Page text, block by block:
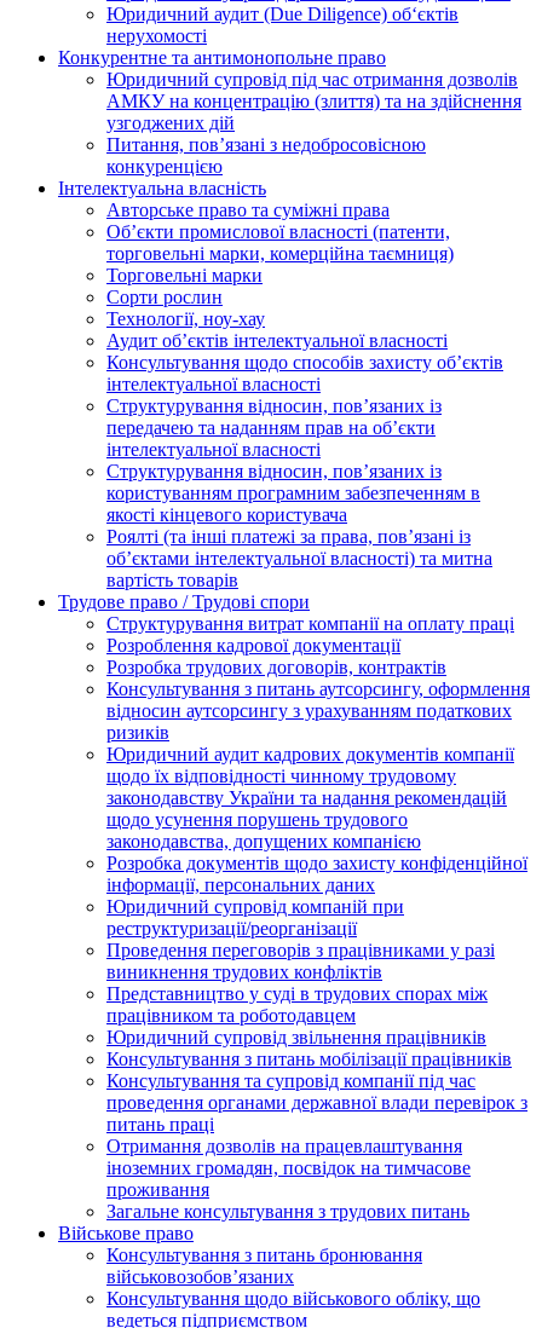
Юридичний аудит (Due Diligence) об‘єктів
нерухомості
Конкурентне та антимонопольне право
Юридичний супровід під час отримання дозволів
АМКУ на концентрацію (злиття) та на здійснення
узгоджених дій
Питання, пов’язані з недобросовісною
конкуренцією
Інтелектуальна власність
Авторське право та суміжні права
Oб’єкти промислової власності (патенти,
торговельні марки, комерційна таємниця)
Торговельні марки
Сорти рослин
Технології, ноу-хау
Аудит об’єктів інтелектуальної власності
Консультування щодо способів захисту об’єктів
інтелектуальної власності
Структурування відносин, пов’язаних із
передачею та наданням прав на об’єкти
інтелектуальної власності
Структурування відносин, пов’язаних із
користуванням програмним забезпеченням в
якості кінцевого користувача
Роялті (та інші платежі за права, пов’язані із
об’єктами інтелектуальної власності) та митна
вартість товарів
Трудове право / Трудові спори
Cтруктурування витрат компанії на оплату праці
Розроблення кадрової документації
Розробка трудових договорів, контрактів
Консультування з питань аутсорсингу, оформлення
відносин аутсорсингу з урахуванням податкових
ризиків
Юридичний аудит кадрових документів компанії
щодо їх відповідності чинному трудовому
законодавству України та надання рекомендацій
щодо усунення порушень трудового
законодавства, допущених компанією
Розробка документів щодо захисту конфіденційної
інформації, персональних даних
Юридичний супровід компаній при
реструктуризації/реорганізації
Проведення переговорів з працівниками у разі
виникнення трудових конфліктів
Представництво у суді в трудових спорах між
працівником та роботодавцем
Юридичний супровід звільнення працівників
Консультування з питань мобілізації працівників
Консультування та супровід компанії під час
проведення органами державної влади перевірок з
питань праці
Отримання дозволів на працевлаштування
іноземних громадян, посвідок на тимчасове
проживання
Загальне консультування з трудових питань
Військове право
Консультування з питань бронювання
військовозобов’язаних
Консультування щодо військового обліку, що
ведеться підприємством